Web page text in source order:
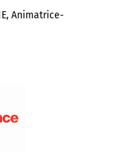
Animatrice-